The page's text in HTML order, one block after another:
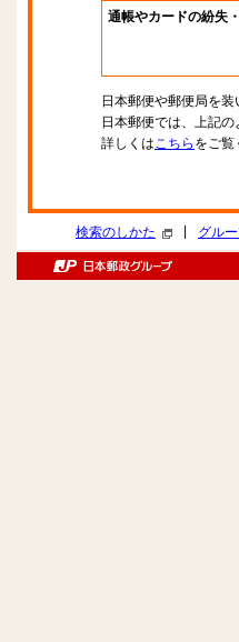
通帳やカードの紛失
日本郵便や郵便局を
日本郵便では、上記
詳しくはこちら をご覧
検索のしかた グル